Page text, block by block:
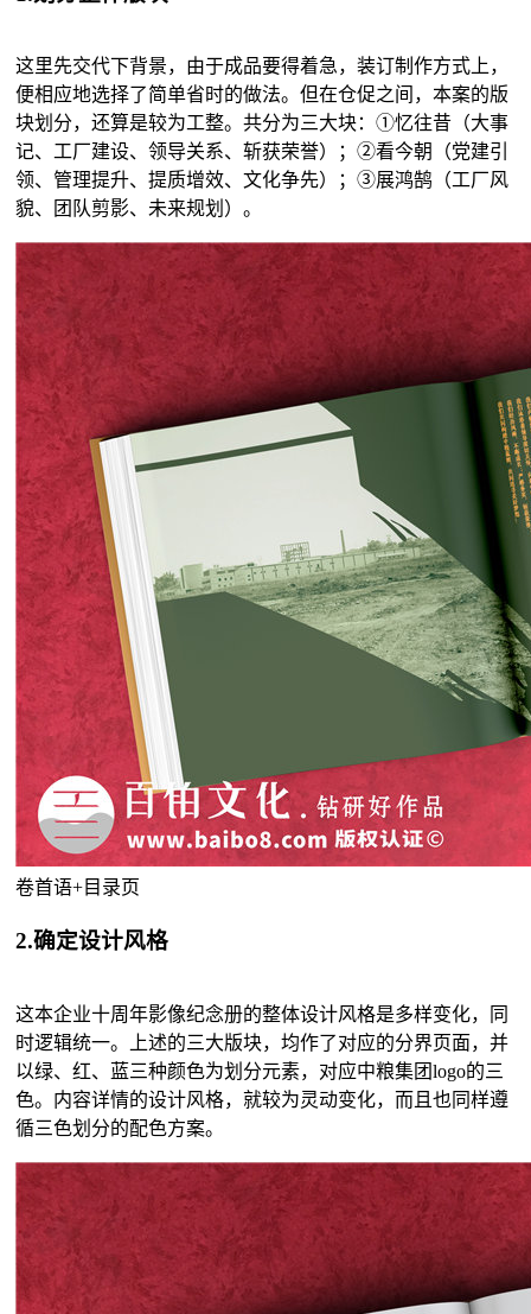
这里先交代下背景，由于成品要得着急，装订制作方式上，
便相应地选择了简单省时的做法。但在仓促之间，本案的版
块划分，还算是较为工整。共分为三大块：①忆往昔（大事
记、工厂建设、领导关系、斩获荣誉）；②看今朝（党建引
领、管理提升、提质增效、文化争先）；③展鸿鹄（工厂风
貌、团队剪影、未来规划）。
卷首语+目录页
2.确定设计风格
这本企业十周年影像纪念册的整体设计风格是多样变化，同
时逻辑统一。上述的三大版块，均作了对应的分界页面，并
以绿、红、蓝三种颜色为划分元素，对应中粮集团logo的三
色。内容详情的设计风格，就较为灵动变化，而且也同样遵
循三色划分的配色方案。